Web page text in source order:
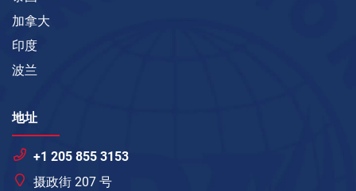
加拿大
印度
波兰
地址
+1 205 855 3153
摄政街 207 号